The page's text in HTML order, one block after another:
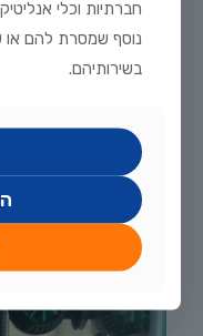
מדריך טיפוח דגי זהב וקוי
לקריאה נוספת
חברתיות וכלי
נוסף שמסרת להם
בשירותיהם.